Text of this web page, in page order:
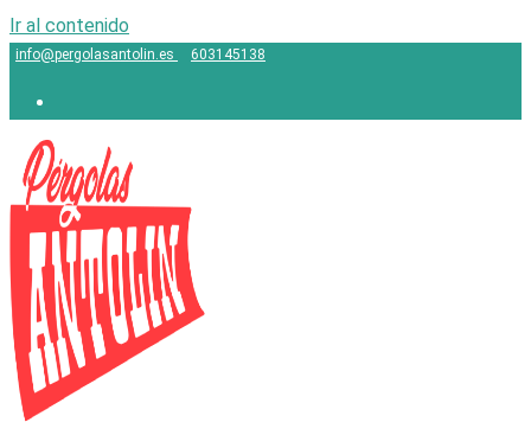
Ir al contenido
info@pergolasantolin.es 603145138